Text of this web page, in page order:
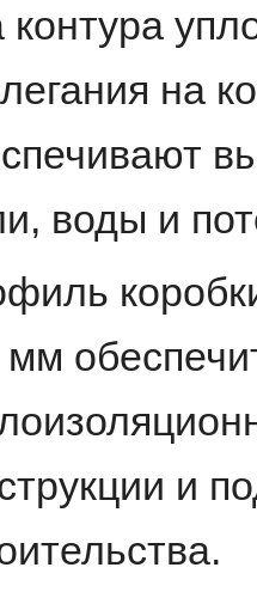
контура
на
воды и
мм
и